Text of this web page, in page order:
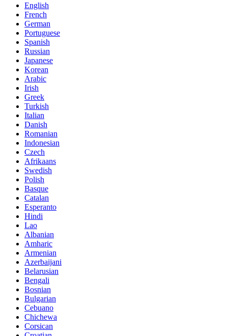
English
French
German
Portuguese
Spanish
Russian
Japanese
Korean
Arabic
Irish
Greek
Turkish
Italian
Danish
Romanian
Indonesian
Czech
Afrikaans
Swedish
Polish
Basque
Catalan
Esperanto
Hindi
Lao
Albanian
Amharic
Armenian
Azerbaijani
Belarusian
Bengali
Bosnian
Bulgarian
Cebuano
Chichewa
Corsican